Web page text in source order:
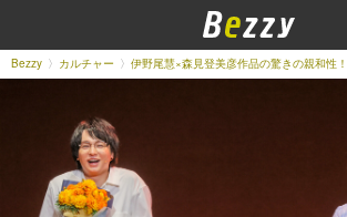
Bezzy カルチャー 伊野尾慧×森見登美彦作品の驚きの親和性